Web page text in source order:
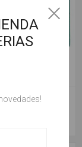
COLOR P146.